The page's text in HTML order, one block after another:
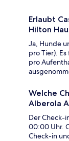
Erlaubt
Hilton
Ja, Hunde
pro Tier).
pro
Welche
Alberola
Der Check-
00:00 Uhr.
Check-in